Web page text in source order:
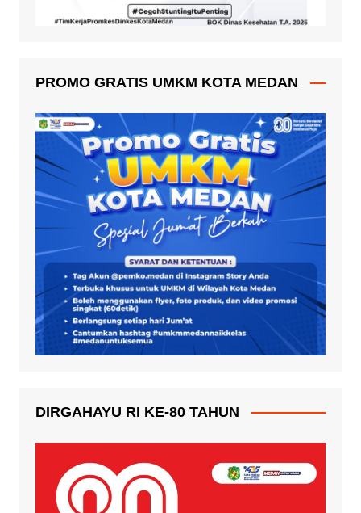
PROMO GRATIS UMKM KOTA MEDAN
DIRGAHAYU RI KE-80 TAHUN